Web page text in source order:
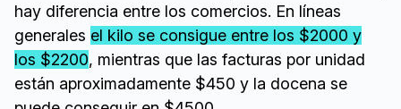
hay diferencia entre los comercios. En líneas
generales el kilo se consigue entre los $2000 y
los $2200, mientras que las facturas por unidad
están aproximadamente $450 y la docena se